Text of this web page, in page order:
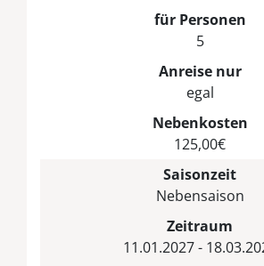
für Personen
5
Anreise nur
egal
Nebenkosten
125,00€
Saisonzeit
Nebensaison
Zeitraum
11.01.2027 -